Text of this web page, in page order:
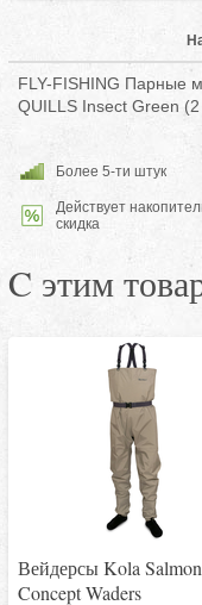
FLY-FISHING Парные
QUILLS Insect Green
Более 5-ти штук
Действует
скидка
C этим
Вейдерсы Kola
Concept Waders